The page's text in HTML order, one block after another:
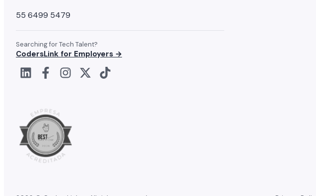
55 6499 5479
Searching for Tech Talent?
CodersLink for Employers →